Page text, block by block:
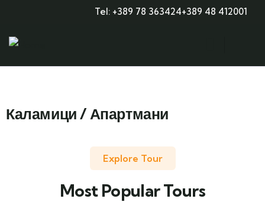
Tel: +389 78 363424+389 48 412001
Каламици / Апартмани
Explore Tour
Most Popular Tours